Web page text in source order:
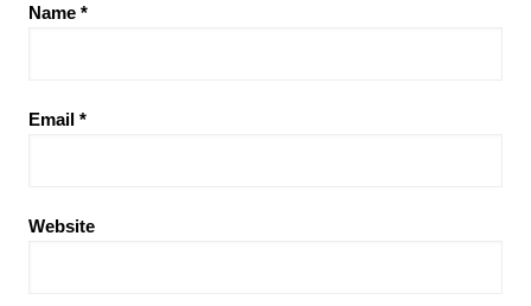
Name *
Email *
Website